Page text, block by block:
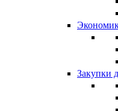
Закупки